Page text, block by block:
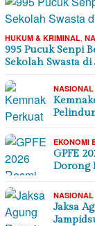
HUKUM & KRIMINAL
995 Pucuk Senpi
Sekolah Swasta di
NASIONAL
EKONOMI
GPFE
Dorong
NASIONAL
Jaksa